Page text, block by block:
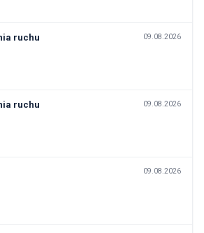
ruchu 09.08.2026
ruchu 09.08.2026
09.08.2026